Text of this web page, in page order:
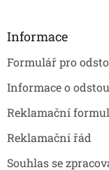
Informace
Formulář pro
Informace o
Reklamační
Reklamační řád
Souhlas se